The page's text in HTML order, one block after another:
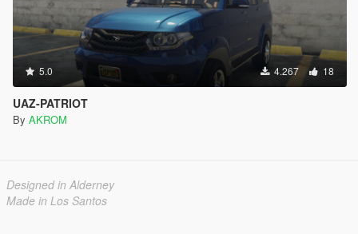
5.0 4.267 18
UAZ-PATRIOT
By AKROM
Designed in Alderney
Made in Los Santos